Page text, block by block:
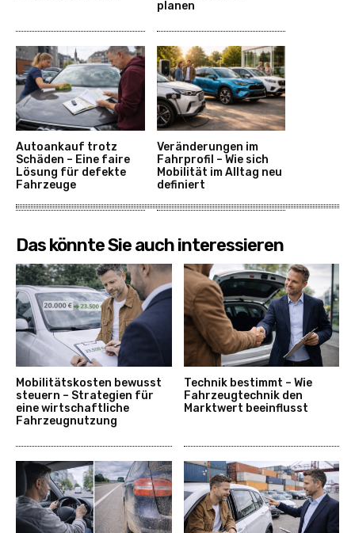
planen
Autoankauf trotz
Schäden – Eine faire
Lösung für defekte
Fahrzeuge
Veränderungen im
Fahrprofil – Wie sich
Mobilität im Alltag neu
definiert
Das könnte Sie auch interessieren
Mobilitätskosten bewusst
steuern – Strategien für
eine wirtschaftliche
Fahrzeugnutzung
Technik bestimmt – Wie
Fahrzeugtechnik den
Marktwert beeinflusst